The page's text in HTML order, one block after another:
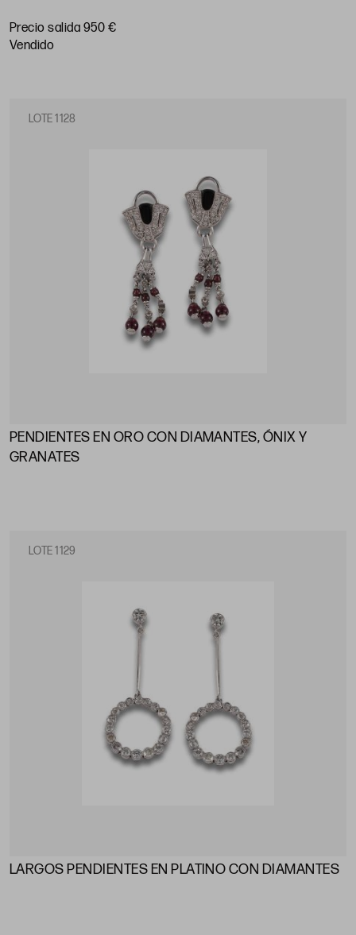
Precio salida 950 €
vendido
LOTE 1128
PENDIENTES EN ORO CON DIAMANTES, ÓNIX Y
GRANATES
LOTE 1129
LARGOS PENDIENTES EN PLATINO CON DIAMANTES